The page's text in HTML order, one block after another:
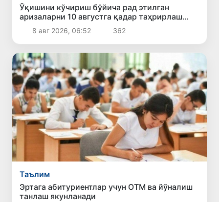
Ўқишини кўчириш бўйича рад этилган
аризаларни 10 августга қадар таҳрирлаш
мумкин
8 авг 2026, 06:52 362
Таълим
Эртага абитуриентлар учун ОТМ ва йўналиш
танлаш якунланади